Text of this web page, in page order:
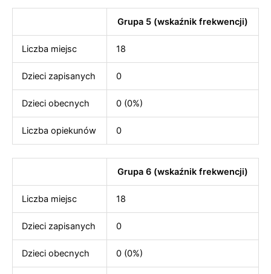
Grupa 5 (wskaźnik frekwencji)
Liczba miejsc 18
Dzieci zapisanych 0
Dzieci obecnych 0 (0%)
Liczba opiekunów 0
Grupa 6 (wskaźnik frekwencji)
Liczba miejsc 18
Dzieci zapisanych 0
Dzieci obecnych 0 (0%)